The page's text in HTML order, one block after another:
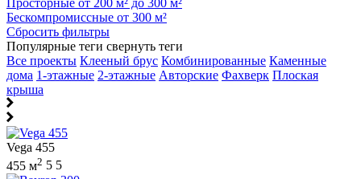
Просторные от 200 м² до 300 м²
Бескомпромиссные от 300 м²
Сбросить фильтры
Популярные теги свернуть теги
Все проекты Клееный брус Комбинированные Каменные
дома 1-этажные 2-этажные Авторские Фахверк Плоская
крыша
Vega 455
455 м2 5 5